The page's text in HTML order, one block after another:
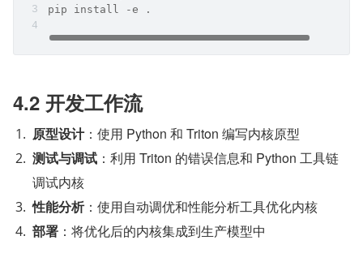
pip install -e .
4.2 开发工作流
原型设计：使用 Python 和 Triton 编写内核原型
测试与调试 ：利用 Triton 的错误信息和 Python 工具链
调试内核
性能分析：使用自动调优和性能分析工具优化内核
部署 ：将优化后的内核集成到生产模型中